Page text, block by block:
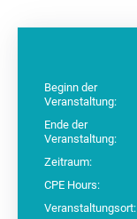
Beginn der
Veranstaltung:
Ende der
Veranstaltung:
Zeitraum:
CPE Hours:
Veranstaltungsort: